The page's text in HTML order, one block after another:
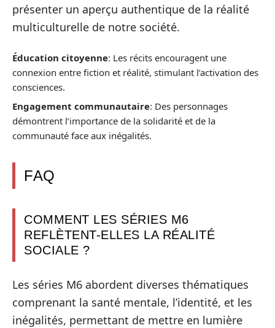
présenter un aperçu authentique de la réalité
multiculturelle de notre société.
Éducation citoyenne: Les récits encouragent une
connexion entre fiction et réalité, stimulant l’activation des
consciences.
Engagement communautaire: Des personnages
démontrent l’importance de la solidarité et de la
communauté face aux inégalités.
FAQ
COMMENT LES SÉRIES M6
REFLÈTENT-ELLES LA RÉALITÉ
SOCIALE ?
Les séries M6 abordent diverses thématiques
comprenant la santé mentale, l’identité, et les
inégalités, permettant de mettre en lumière